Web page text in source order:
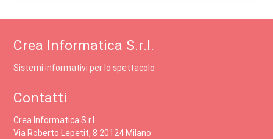
Crea Informatica S.r.l.
Sistemi informativi per lo spettacolo
Contatti
Crea Informatica S.r.l.
Via Roberto Lepetit, 8 20124 Milano